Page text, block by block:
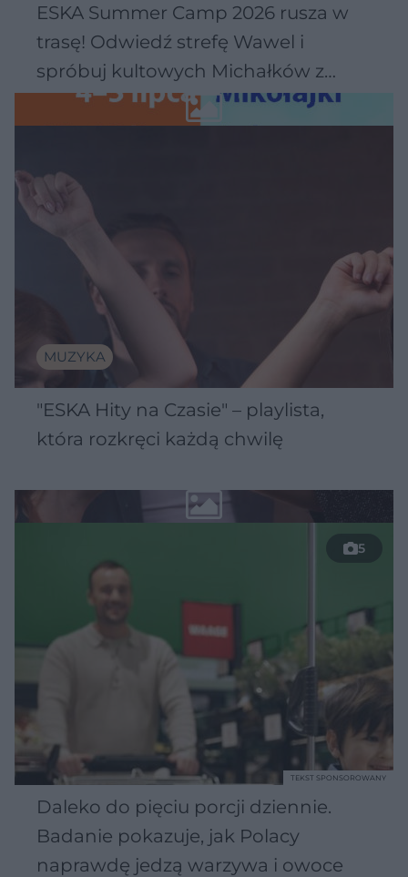
ESKA Summer Camp 2026 rusza w
trasę! Odwiedź strefę Wawel i
spróbuj kultowych Michałków z
Wawelu
MUZYKA
"ESKA Hity na Czasie" – playlista,
która rozkręci każdą chwilę
5
Daleko do pięciu porcji dziennie.
Badanie pokazuje, jak Polacy
naprawdę jedzą warzywa i owoce
TEKST SPONSOROWANY